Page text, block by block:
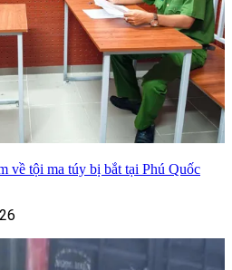
về tội ma túy bị bắt tại Phú Quốc